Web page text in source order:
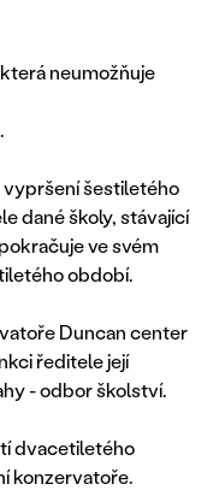
neumožňuje
šestiletého
dané školy, stávající
ve svém
období.
Duncan center
ředitele její
- odbor školství.
dvacetiletého
konzervatoře.